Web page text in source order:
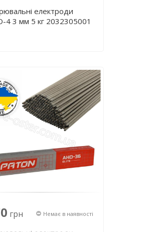
електроди
4 3 мм 5 кг 2032305001
грн Немає в наявності